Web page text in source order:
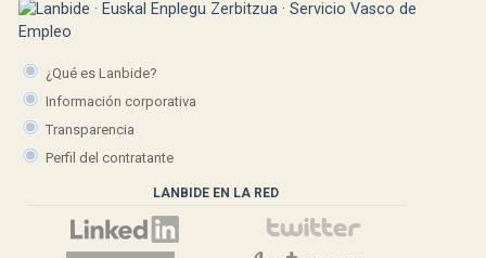
¿Qué es Lanbide?
Información corporativa
Transparencia
Perfil del contratante
LANBIDE EN LA RED